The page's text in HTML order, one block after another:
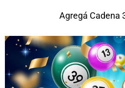
Agregá Cadena